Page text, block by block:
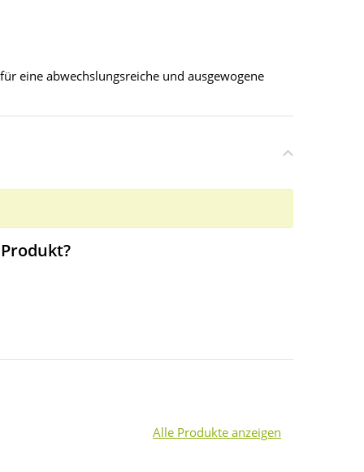
eine abwechslungsreiche und ausgewogene
Alle Produkte anzeigen